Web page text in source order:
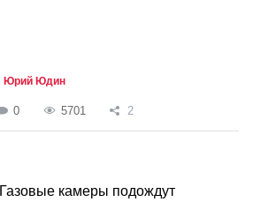
Юрий Юдин
0 5701 2
Газовые камеры подождут